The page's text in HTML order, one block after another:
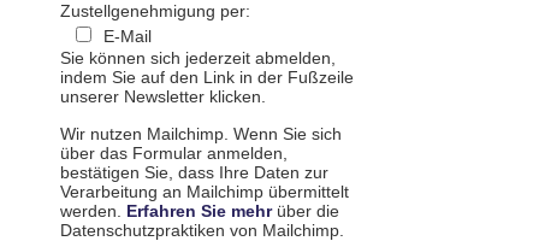
Zustellgenehmigung per:
E-Mail
Sie können sich jederzeit abmelden,
indem Sie auf den Link in der Fußzeile
unserer Newsletter klicken.
Wir nutzen Mailchimp. Wenn Sie sich
über das Formular anmelden,
bestätigen Sie, dass Ihre Daten zur
Verarbeitung an Mailchimp übermittelt
werden. Erfahren Sie mehrüber die
Datenschutzpraktiken von Mailchimp.